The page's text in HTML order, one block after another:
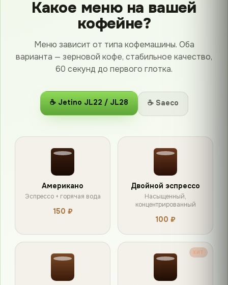
Какое меню на вашей
кофейне?
Меню зависит от типа кофемашины. Оба
варианта — зерновой кофе, стабильное качество,
60 секунд до первого глотка.
☕ Jetino JL22 / JL28 ☕ Saeco
Американо
Эспрессо + горячая вода
150 ₽
Двойной эспрессо
Насыщенный,
концентрированный
100 ₽
ХИТ